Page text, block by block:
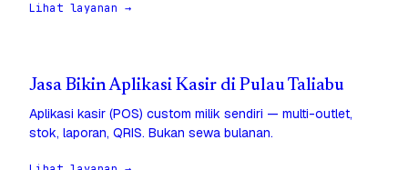
Lihat layanan →
Jasa Bikin Aplikasi Kasir di Pulau Taliabu
Aplikasi kasir (POS) custom milik sendiri — multi-outlet,
stok, laporan, QRIS. Bukan sewa bulanan.